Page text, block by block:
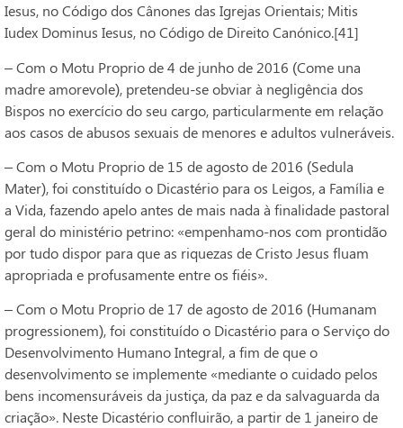
Iesus, no Código dos Cânones das Igrejas Orientais; Mitis
Iudex Dominus Iesus, no Código de Direito Canónico.[41]
– Com o Motu Proprio de 4 de junho de 2016 (Come una
madre amorevole), pretendeu-se obviar à negligência dos
Bispos no exercício do seu cargo, particularmente em relação
aos casos de abusos sexuais de menores e adultos vulneráveis.
– Com o Motu Proprio de 15 de agosto de 2016 (Sedula
Mater), foi constituído o Dicastério para os Leigos, a Família e
a Vida, fazendo apelo antes de mais nada à finalidade pastoral
geral do ministério petrino: «empenhamo-nos com prontidão
por tudo dispor para que as riquezas de Cristo Jesus fluam
apropriada e profusamente entre os fiéis».
– Com o Motu Proprio de 17 de agosto de 2016 (Humanam
progressionem), foi constituído o Dicastério para o Serviço do
Desenvolvimento Humano Integral, a fim de que o
desenvolvimento se implemente «mediante o cuidado pelos
bens incomensuráveis da justiça, da paz e da salvaguarda da
criação». Neste Dicastério confluirão, a partir de 1 janeiro de